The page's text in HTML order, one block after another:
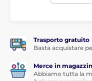
Trasporto gratuito
Basta acquistare
Merce in
Abbiamo tutta la